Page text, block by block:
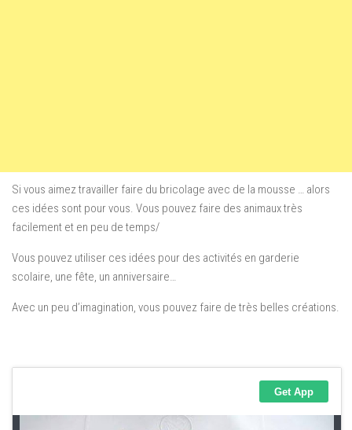
Si vous aimez travailler faire du bricolage avec de la mousse … alors
ces idées sont pour vous. Vous pouvez faire des animaux très
facilement et en peu de temps/
Vous pouvez utiliser ces idées pour des activités en garderie
scolaire, une fête, un anniversaire…
Avec un peu d’imagination, vous pouvez faire de très belles créations.